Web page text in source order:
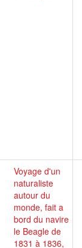
Voyage d'un
naturaliste
autour du
monde, fait a
bord du navire
le Beagle de
1831 à 1836,